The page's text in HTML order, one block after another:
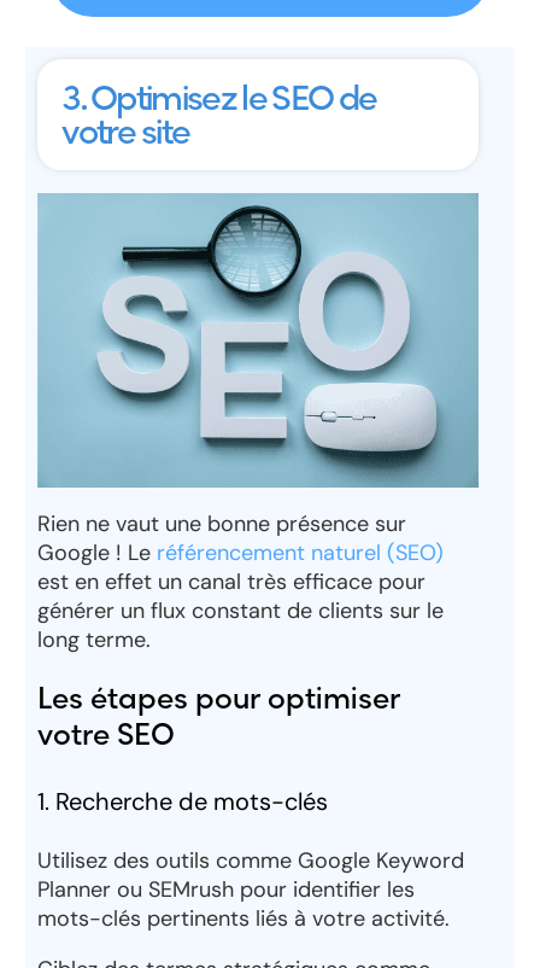
3. Optimisez le SEO de
votre site
Rien ne vaut une bonne présence sur
Google ! Le référencement naturel (SEO)
est en effet un canal très efficace pour
générer un flux constant de clients sur le
long terme.
Les étapes pour optimiser
votre SEO
1. Recherche de mots-clés
Utilisez des outils comme Google Keyword
Planner ou SEMrush pour identifier les
mots-clés pertinents liés à votre activité.